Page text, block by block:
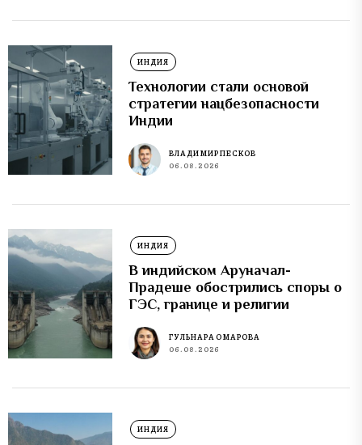
ИНДИЯ
Технологии стали основой
стратегии нацбезопасности
Индии
ВЛАДИМИР ПЕСКОВ
06.08.2026
ИНДИЯ
В индийском Аруначал-
Прадеше обострились споры о
ГЭС, границе и религии
ГУЛЬНАРА ОМАРОВА
06.08.2026
ИНДИЯ